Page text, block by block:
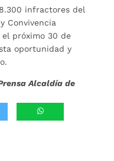
infractores del
Convivencia
próximo 30 de
oportunidad y
Alcaldía de